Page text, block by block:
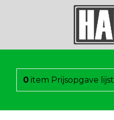
0 item Prijsopgave lijst